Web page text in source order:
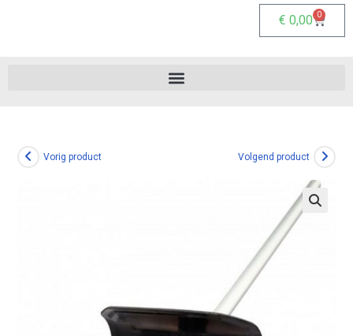
€ 0,00 0
Vorig product Volgend product